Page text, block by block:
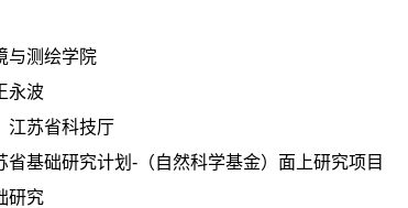
与测绘学院
永波
江苏省科技厅
省基础研究计划-（自然科学基金）面上研究项目
研究